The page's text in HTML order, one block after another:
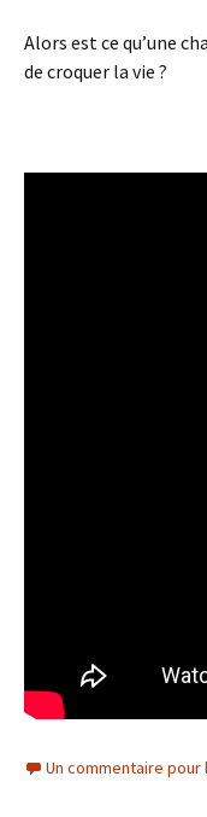
Alors est ce qu’une
de croquer la vie ?
Un commentaire pour